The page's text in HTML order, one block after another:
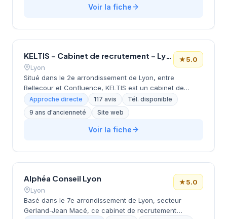
Voir la fiche
KELTIS – Cabinet de recrutement – Lyon
Lyon
★5.0
Situé dans le 2e arrondissement de Lyon, entre
Bellecour et Confluence, KELTIS est un cabinet de
recrutement créé en 2017 sous forme de SAS. Cette
structure de 6 à 9 salariés affiche une santé financière
solide avec un chiffre d'affaires de 693 k€ en 2024 et
un résultat net positif. L'entreprise bénéficie d'une
Approche directe 117 avis
Tél. disponible
9 ans d'ancienneté
Site web
Voir la fiche
Alphéa Conseil Lyon
Lyon
★5.0
Basé dans le 7e arrondissement de Lyon, secteur
Gerland-Jean Macé, ce cabinet de recrutement